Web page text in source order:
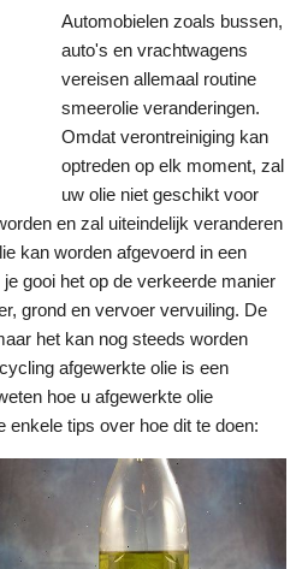
& Reparatie
Automobielen zoals bussen,
auto's en vrachtwagens
vereisen allemaal routine
smeerolie veranderingen.
Omdat verontreiniging kan
optreden op elk moment, zal
uw olie niet geschikt voor
en zal uiteindelijk veranderen
kan worden afgevoerd in een
gooi het op de verkeerde manier
grond en vervoer vervuiling. De
het kan nog steeds worden
afgewerkte olie is een
hoe u afgewerkte olie
enkele tips over hoe dit te doen: